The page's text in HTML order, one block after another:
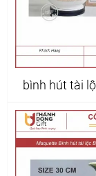
bình hút tài